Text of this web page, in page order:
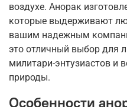
воздухе. Анорак
которые выдерживают
вашим надежным
это отличный выбор для
милитари-энтузиастов и
природы.
Особенности